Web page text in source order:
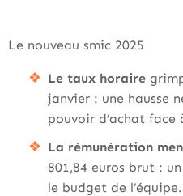
Le nouveau smic 2025
Le taux horaire
janvier : une hausse
pouvoir d’achat face
La rémunération
801,84 euros brut :
le budget de l’équipe.